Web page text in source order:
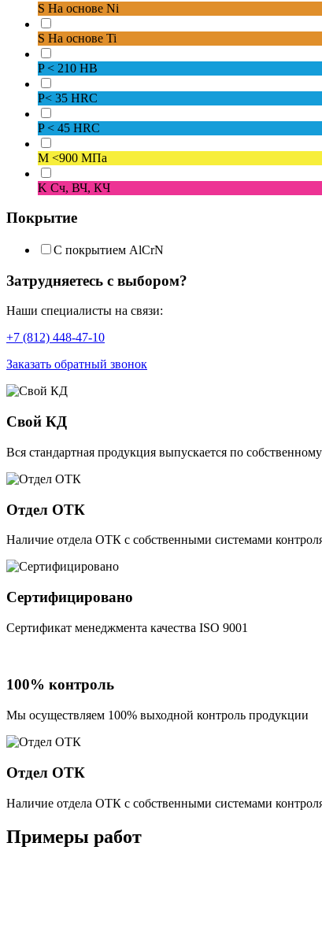
S На основе Ni
S На основе Ti
P< 210 HB
P< 35 HRC
P< 45 HRC
M <900 МПа
K Сч, ВЧ, КЧ
Покрытие
С покрытием AlCrN
Затрудняетесь с выбором?
Наши специалисты на связи:
+7 (812) 448-47-10
Заказать обратный звонок
Свой КД
Вся стандартная продукция выпускается по
Отдел ОТК
Наличие отдела ОТК с собственными системами
Сертифицировано
Сертификат менеджмента качества ISO 9001
100% контроль
Мы осуществляем 100% выходной контроль продукции
Отдел ОТК
Наличие отдела ОТК с собственными системами
Примеры работ